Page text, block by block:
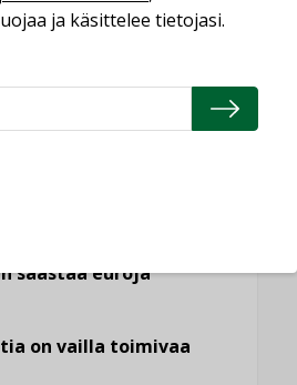
säästää euroja
on vailla toimivaa
ja käsittelee tietojasi.